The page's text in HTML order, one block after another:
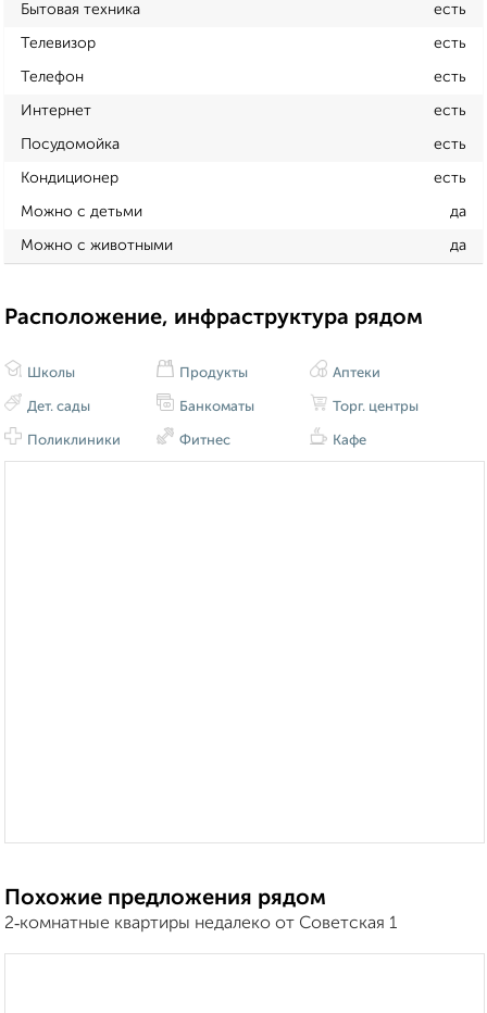
Бытовая техника есть
Телевизор есть
Телефон есть
Интернет есть
Посудомойка есть
Кондиционер есть
Можно с детьми да
Можно с животными да
Расположение, инфраструктура рядом
Школы
Дет. сады
Поликлиники
Продукты
Банкоматы
Фитнес
Аптеки
Торг. центры
Кафе
Похожие предложения рядом
2‑комнатные квартиры недалеко от Советская 1